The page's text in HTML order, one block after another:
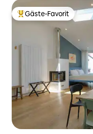
Beliebter Gäste-Favorit.
Gäste-Favorit